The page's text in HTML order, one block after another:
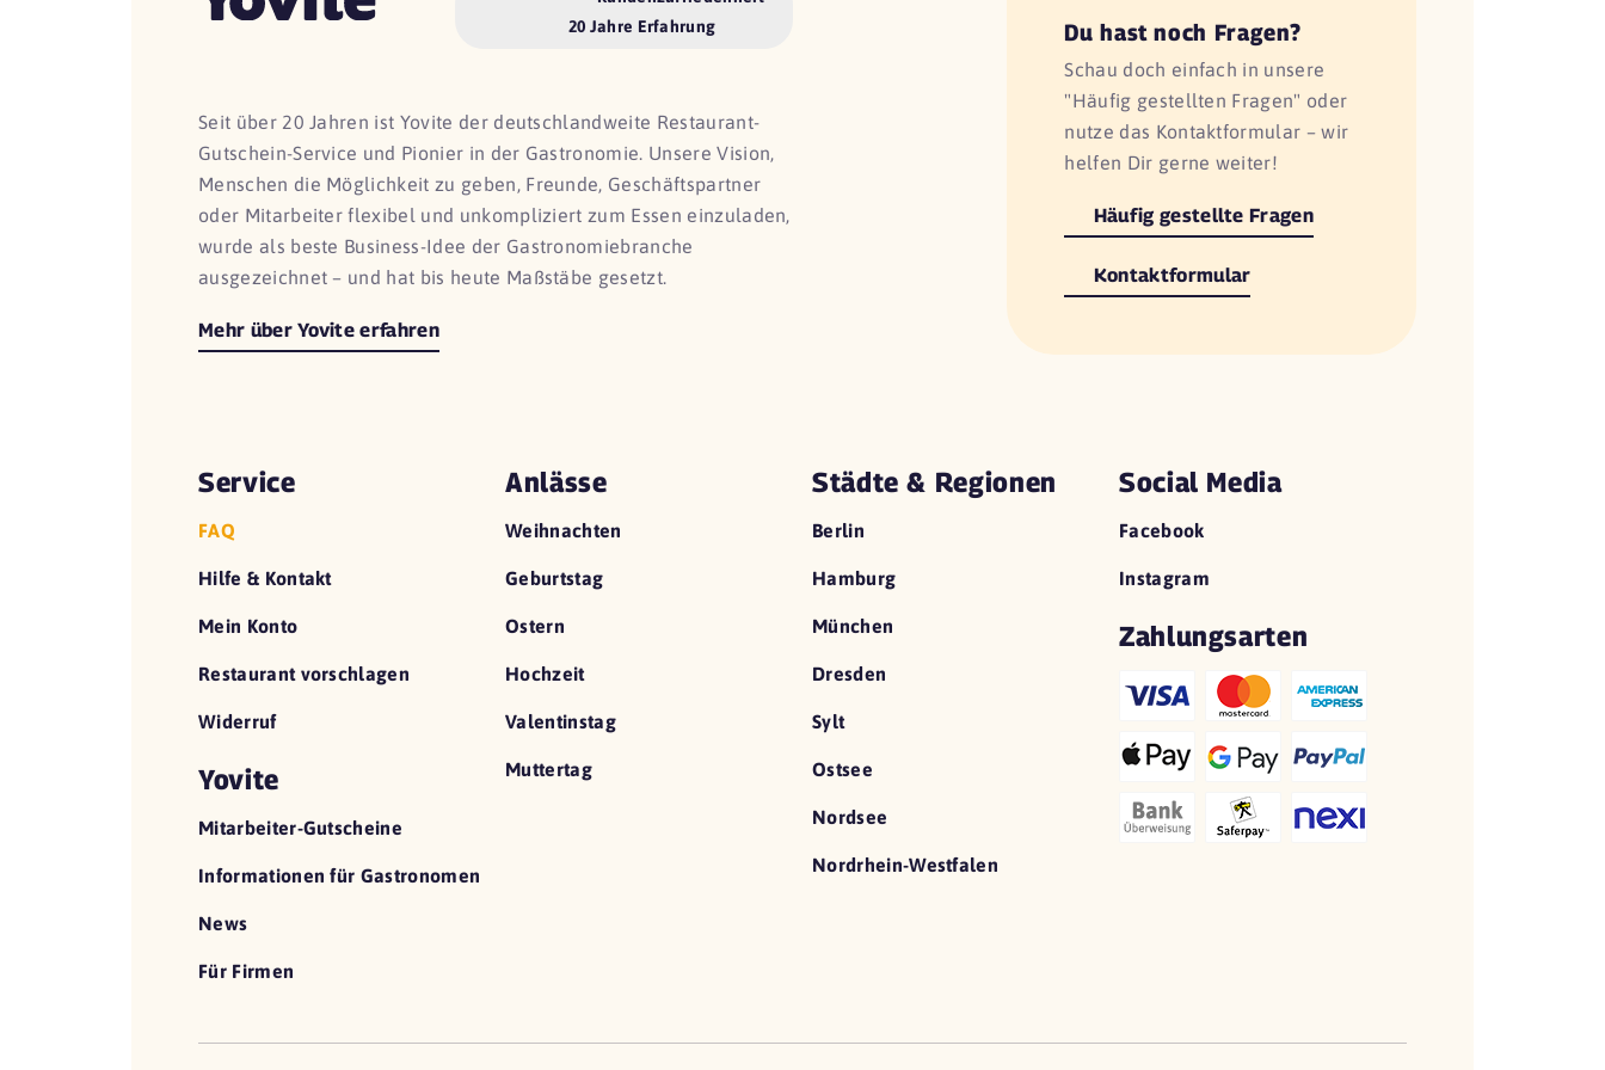
20 Jahre Erfahrung
Seit über 20 Jahren ist Yovite der deutschlandweite Restaurant-
Gutschein-Service und Pionier in der Gastronomie. Unsere Vision,
Menschen die Möglichkeit zu geben, Freunde, Geschäftspartner
oder Mitarbeiter flexibel und unkompliziert zum Essen einzuladen,
wurde als beste Business-Idee der Gastronomiebranche
ausgezeichnet – und hat bis heute Maßstäbe gesetzt.
Mehr über Yovite erfahren
Du hast noch Fragen?
Schau doch einfach in unsere
"Häufig gestellten Fragen" oder
nutze das Kontaktformular – wir
helfen Dir gerne weiter!
Häufig gestellte Fragen
Kontaktformular
Service
FAQ
Hilfe & Kontakt
Mein Konto
Restaurant vorschlagen
Widerruf
Yovite
Mitarbeiter-Gutscheine
Informationen für Gastronomen
News
Für Firmen
Anlässe
Weihnachten
Geburtstag
Ostern
Hochzeit
Valentinstag
Muttertag
Städte & Regionen
Berlin
Hamburg
München
Dresden
Sylt
Ostsee
Nordsee
Nordrhein-Westfalen
Social Media
Facebook
Instagram
Zahlungsarten